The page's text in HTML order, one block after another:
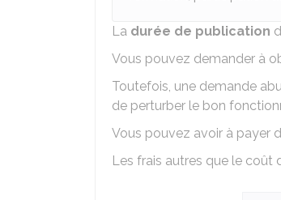
La durée de publication
Vous pouvez demander à
Toutefois, une demande
de perturber le bon
Vous pouvez avoir à payer
Les frais autres que le coût